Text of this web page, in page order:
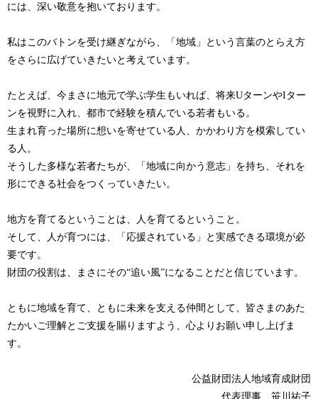
には、深い敬意を抱いております。
私はこのバトンを受け継ぎながら、「地域」という言葉のとらえ方
をさらに広げていきたいと考えています。
たとえば、今まさに地元で学ぶ学生もいれば、将来UターンやIター
ンを視野に入れ、都市で経験を積んでいる若者もいる。
生まれ育った場所に想いを寄せている人、かかわり方を模索してい
る人。
そうした多様な若者たちが、「地域に向かう意志」を持ち、それを
形にできる社会をつくっていきたい。
地方を育てるということは、人を育てるということ。
そして、人が育つには、「応援されている」と実感できる環境が必
要です。
財団の役割は、まさにその“追い風”になることだと信じています。
ともに地域を育て、ともに未来を支える仲間として、皆さまのあた
たかいご理解とご支援を賜りますよう、心よりお願い申し上げま
す。
公益財団法人地域育成財団
代表理事 笹川祐子